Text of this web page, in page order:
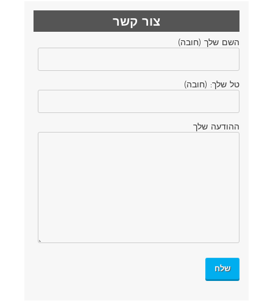
צור קשר
השם שלך (חובה)
טל שלך: (חובה)
ההודעה שלך